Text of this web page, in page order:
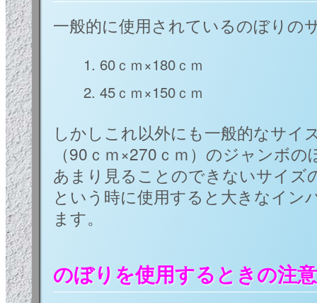
一般的に使用されているのぼりの
60ｃｍ×180ｃｍ
45ｃｍ×150ｃｍ
しかしこれ以外にも一般的なサイ
（90ｃｍ×270ｃｍ）のジャンボ
あまり見ることのできないサイズ
という時に使用すると大きなイン
ます。
のぼりを使用するときの注